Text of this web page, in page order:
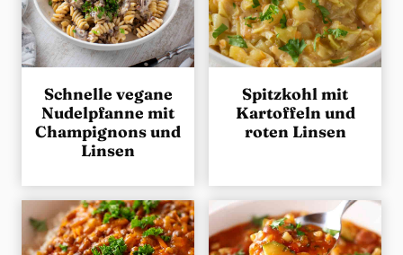
Schnelle vegane
Nudelpfanne mit
Champignons und
Linsen
Spitzkohl mit
Kartoffeln und
roten Linsen